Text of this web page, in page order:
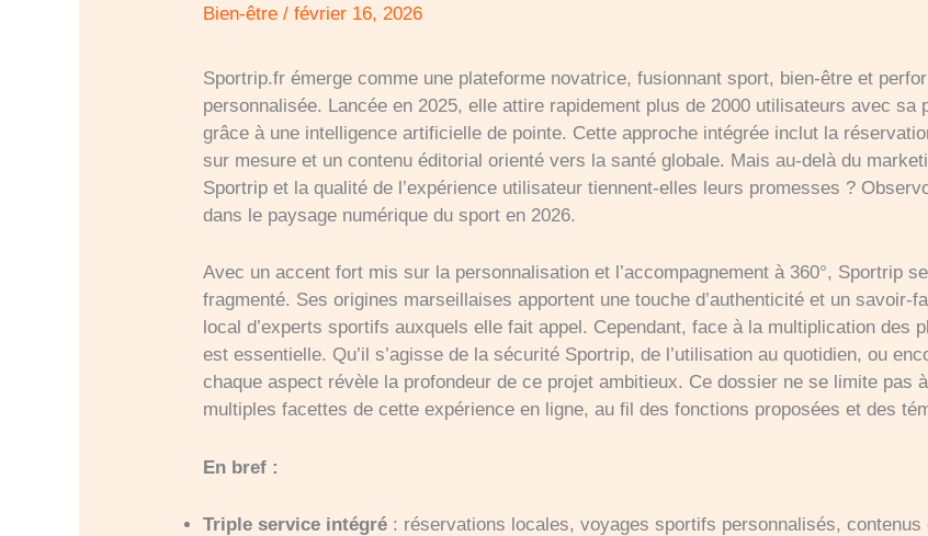
Bien-être /février 16, 2026
Sportrip.fr émerge comme une plateforme novatrice, fusionnant sport, bien-être et
personnalisée. Lancée en 2025, elle attire rapidement plus de 2000 utilisateurs avec sa
grâce à une intelligence artificielle de pointe. Cette approche intégrée inclut la
sur mesure et un contenu éditorial orienté vers la santé globale. Mais au-delà du
Sportrip et la qualité de l’expérience utilisateur tiennent-elles leurs promesses ?
dans le paysage numérique du sport en 2026.
Avec un accent fort mis sur la personnalisation et l’accompagnement à 360°, Sportrip
fragmenté. Ses origines marseillaises apportent une touche d’authenticité et un savoir-
local d’experts sportifs auxquels elle fait appel. Cependant, face à la multiplication des
est essentielle. Qu’il s’agisse de la sécurité Sportrip, de l’utilisation au quotidien, ou
chaque aspect révèle la profondeur de ce projet ambitieux. Ce dossier ne se limite pas
multiples facettes de cette expérience en ligne, au fil des fonctions proposées et des
En bref :
Triple service intégré : réservations locales, voyages sportifs personnalisés,